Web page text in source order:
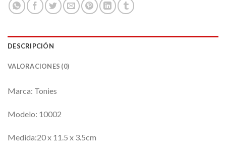
DESCRIPCIÓN
VALORACIONES (0)
Marca: Tonies
Modelo: 10002
Medida:20 x 11.5 x 3.5cm